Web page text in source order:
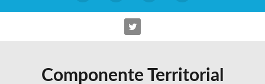
Componente Territorial